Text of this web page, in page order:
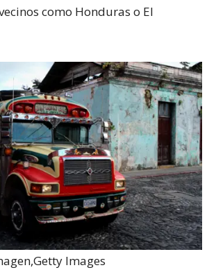
como Honduras o El
Getty Images